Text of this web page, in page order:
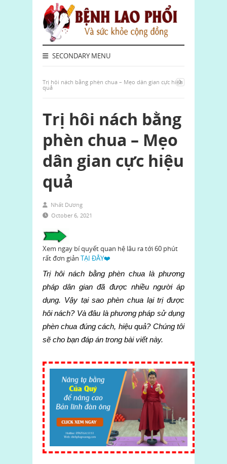
SECONDARY MENU
Trị hôi nách bằng phèn chua – Mẹo dân gian cực hiệu
quả
Trị hôi nách bằng
phèn chua – Mẹo
dân gian cực hiệu
quả
Nhất Dương
October 6, 2021
Xem ngay bí quyết quan hệ lâu ra tới 60 phút
rất đơn giản TẠI ĐÂY❤️
Trị hôi nách bằng phèn chua là phương
pháp dân gian đã được nhiều người áp
dụng. Vậy tại sao phèn chua lại trị được
hôi nách? Và đâu là phương pháp sử dụng
phèn chua đúng cách, hiệu quả? Chúng tôi
sẽ cho bạn đáp án trong bài viết này.